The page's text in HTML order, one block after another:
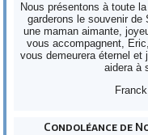
Nous présentons à toute
garderons le souvenir de
une maman aimante,
vous accompagnent,
vous demeurera éternel et
aidera à
Condoléance de